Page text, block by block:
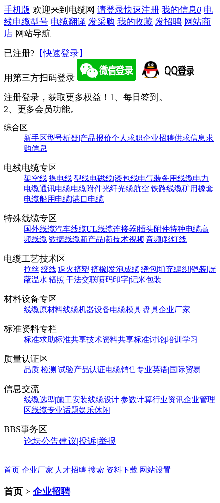
手机版 欢迎来到电缆网 请登录快速注册 我的信息0 电
线电缆型号 电缆翻译 发采购 我的收藏 发招聘 网站商
店 网站导航
已注册? 【快速登录】
用第三方扫码登录
注册登录，获取更多权益！ 1、每日签到。
2、更多会员功能。
综合区
新手区型号析疑|产品报价个人求职企业招聘供求信息求
购信息
电线电缆专区
架空线|裸电线|型线电磁线|漆包线电气装备用线缆电力
电缆通讯电缆电缆附件光纤光缆航空|铁路线缆矿用橡套
电缆船用电缆|港口电缆
特殊线缆专区
国外线缆汽车线缆UL线缆连接器|插头附件特种电缆高
频线缆|数据线缆新产品|新技术视频|音频|彩灯线
电缆工艺技术区
拉丝|绞线|退火挤塑|挤橡|发泡成缆|绕包|填充编织|铠装|屏
蔽温水|辐照|干法交联喷码印字|记米包装
材料设备专区
线缆原材料线缆机器设备电缆模具|盘具企业厂家
标准资料专栏
标准求助标准共享技术资料共享标准讨论|培训学习
质量认证区
品质|检测|试验产品认证电缆销售专业英语|国际贸易
信息交流
线缆选型|施工安装线缆设计|参数计算行业资讯企业管理
区线缆专业话题娱乐休闲
BBS事务区
论坛公告建议|投诉|举报
首页 企业厂家 人才招聘 搜索 资料下载 网站设置
首页 > 企业招聘